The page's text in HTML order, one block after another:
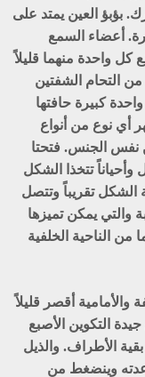
بؤبؤ العين يمتد على
أعضاء السمع
كل واحدة منهما قليلاً
التحام الشفتين
كبيرة حافتها
أي نوع من أنواع
نفس الجنس. فتحتا
وأحياناً تتخذا الشكل
الشكل تقريباً وتتصل
والتي يمكن تميزها
الناحية الخلفية
والأمامية أقصر قليلاً
التكوين الأصبع
الأطراف. والذيل
وينضغط من